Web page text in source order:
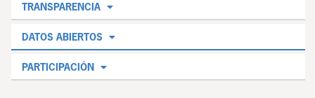
TRANSPARENCIA
DATOS ABIERTOS
PARTICIPACIÓN